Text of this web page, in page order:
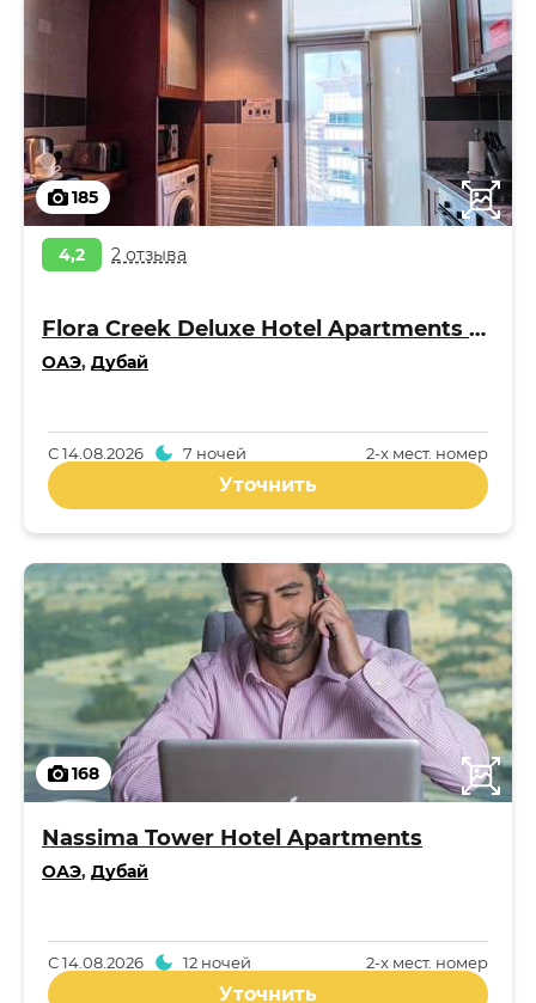
185
4,2 2 отзыва
Flora Creek Deluxe Hotel Apartments Apart 4*
ОАЭ, Дубай
2-x мест. номер
С14.08.2026 7 ночей
Уточнить
168
Nassima Tower Hotel Apartments
ОАЭ, Дубай
2-x мест. номер
С14.08.2026 12 ночей
Уточнить